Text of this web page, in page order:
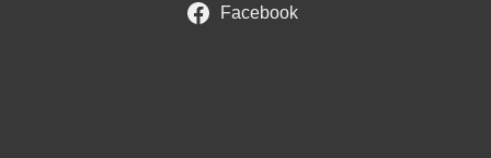
Facebook